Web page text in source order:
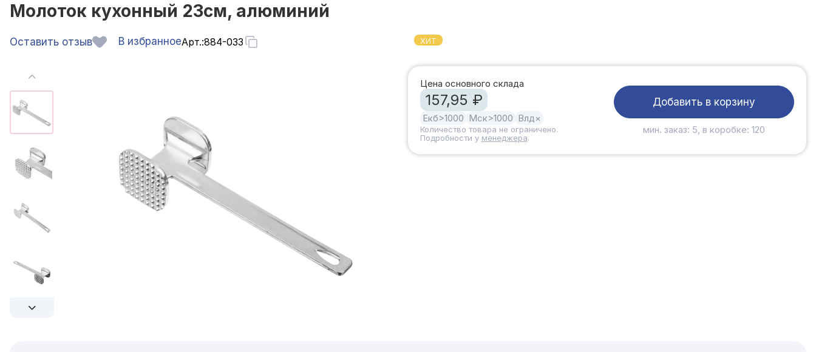
Молоток кухонный 23см, алюминий
Оставить отзыв В избранноеАрт.:884-033 ХИТ
Цена основного склада
157,95 ₽
Екб>1000 Мск>1000 Влд×
Количество товара не ограничено.
Подробности у менеджера.
Добавить в корзину
мин. заказ: 5, в коробке: 120